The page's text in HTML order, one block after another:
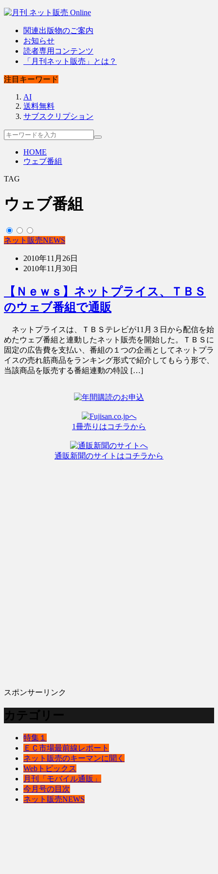
関連出版物のご案内
お知らせ
読者専用コンテンツ
「月刊ネット販売」とは？
注目キーワード
AI
送料無料
サブスクリプション
HOME
ウェブ番組
TAG
ウェブ番組
ネット販売NEWS
2010年11月26日
2010年11月30日
【Ｎｅｗｓ】ネットプライス、ＴＢＳ
のウェブ番組で通販
ネットプライスは、ＴＢＳテレビが11月３日から配信を始
めたウェブ番組と連動したネット販売を開始した。ＴＢＳに
固定の広告費を支払い、番組の１つの企画としてネットプラ
イスの売れ筋商品をランキング形式で紹介してもらう形で、
当該商品を販売する番組連動の特設 […]
1冊売りはコチラから
通販新聞のサイトはコチラから
スポンサーリンク
カテゴリー
特集１
ＥＣ市場最前線レポート
ネット販売のキーマンに聞く
Webトピックス
月刊「モバイル通販」
今月号の目次
ネット販売NEWS